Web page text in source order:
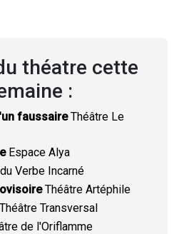
théatre cette
:
faussaireThéâtre Le
Espace Alya
Verbe Incarné
Théâtre Artéphile
Transversal
de l'Oriflamme